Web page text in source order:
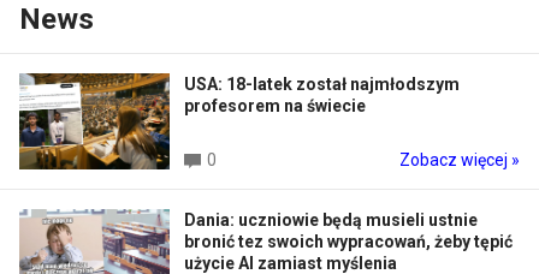
News
USA: 18-latek został najmłodszym
profesorem na świecie
0 Zobacz więcej »
Dania: uczniowie będą musieli ustnie
bronić tez swoich wypracowań, żeby tępić
użycie AI zamiast myślenia